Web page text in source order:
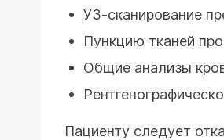
УЗ-сканирование
Пункцию тканей
Общие анализы
Пациенту следует